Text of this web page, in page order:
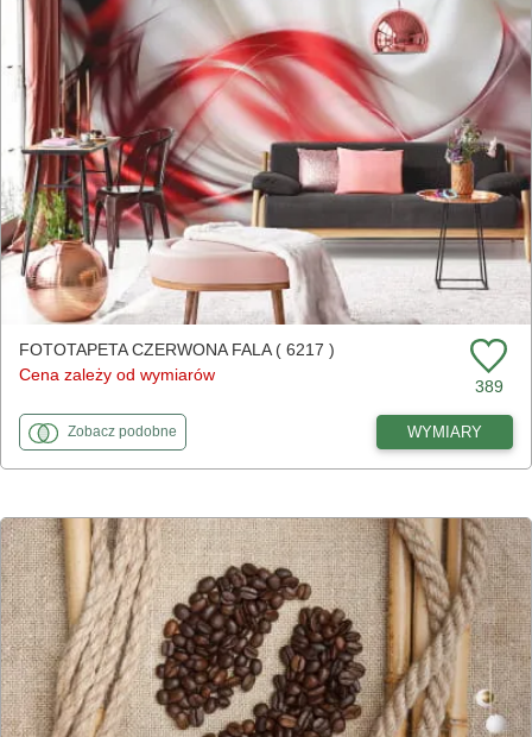
FOTOTAPETA CZERWONA FALA ( 6217 )
Cena zależy od wymiarów
389
Zobaczfototapety
podobnedo Czerwona fala WYMIARY